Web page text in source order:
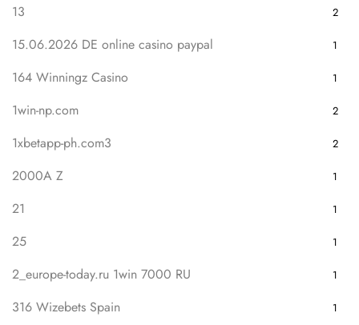
13 2
15.06.2026 DE online casino paypal 1
164 Winningz Casino 1
1win-np.com 2
1xbetapp-ph.com3 2
2000A Z 1
21 1
25 1
2_europe-today.ru 1win 7000 RU 1
316 Wizebets Spain 1